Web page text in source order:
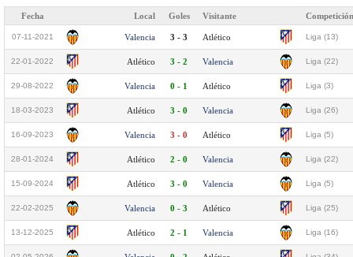
Fecha Local Goles Visitante Competición
07-11-2021 Valencia 3 - 3 Atlético Liga (13)
22-01-2022 Atlético 3 - 2 Valencia Liga (22)
29-08-2022 Valencia 0 - 1 Atlético Liga (3)
18-03-2023 Atlético 3 - 0 Valencia Liga (26)
16-09-2023 Valencia 3 - 0 Atlético Liga (5)
28-01-2024 Atlético 2 - 0 Valencia Liga (22)
15-09-2024 Atlético 3 - 0 Valencia Liga (5)
22-02-2025 Valencia 0 - 3 Atlético Liga (25)
13-12-2025 Atlético 2 - 1 Valencia Liga (16)